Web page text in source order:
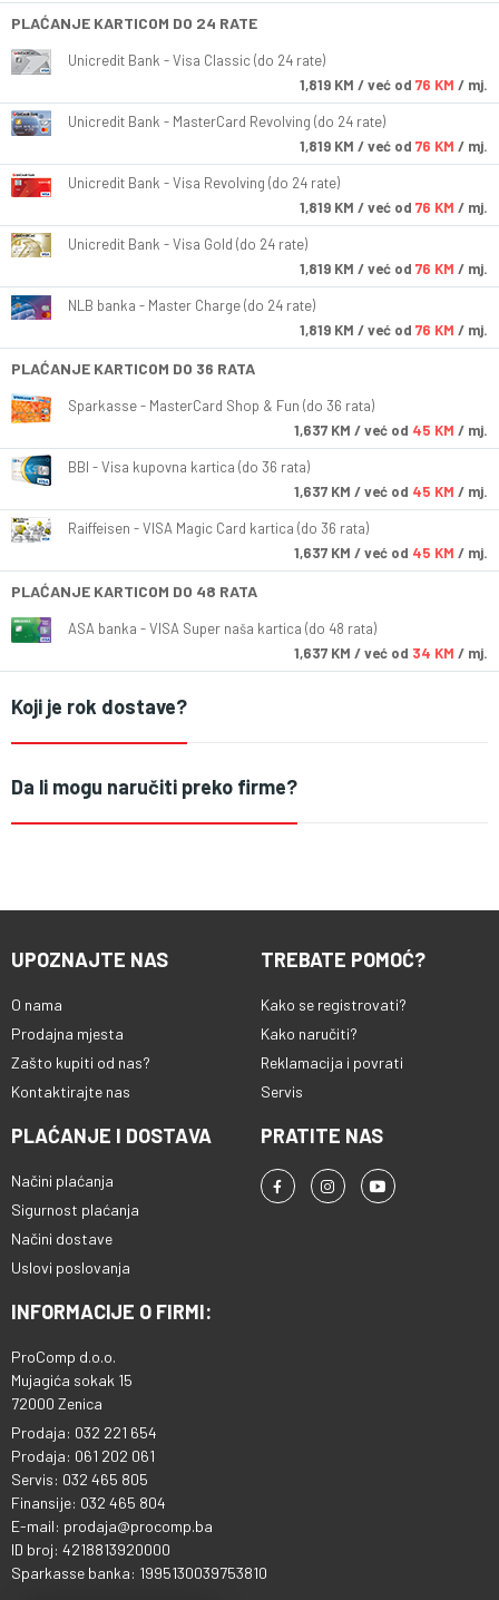
PLAĆANJE KARTICOM DO 24 RATE
Unicredit Bank - Visa Classic (do 24 rate)
1,819 KM / već od 76 KM / mj.
Unicredit Bank - MasterCard Revolving (do 24 rate)
1,819 KM / već od 76 KM / mj.
Unicredit Bank - Visa Revolving (do 24 rate)
1,819 KM / već od 76 KM / mj.
Unicredit Bank - Visa Gold (do 24 rate)
1,819 KM / već od 76 KM / mj.
NLB banka - Master Charge (do 24 rate)
1,819 KM / već od 76 KM / mj.
PLAĆANJE KARTICOM DO 36 RATA
Sparkasse - MasterCard Shop & Fun (do 36 rata)
1,637 KM / već od 45 KM / mj.
BBI - Visa kupovna kartica (do 36 rata)
1,637 KM / već od 45 KM / mj.
Raiffeisen - VISA Magic Card kartica (do 36 rata)
1,637 KM / već od 45 KM / mj.
PLAĆANJE KARTICOM DO 48 RATA
ASA banka - VISA Super naša kartica (do 48 rata)
1,637 KM / već od 34 KM / mj.
Koji je rok dostave?
Da li mogu naručiti preko firme?
UPOZNAJTE NAS
O nama
Prodajna mjesta
Zašto kupiti od nas?
Kontaktirajte nas
TREBATE POMOĆ?
Kako se registrovati?
Kako naručiti?
Reklamacija i povrati
Servis
PLAĆANJE I DOSTAVA
Načini plaćanja
Sigurnost plaćanja
Načini dostave
Uslovi poslovanja
PRATITE NAS
INFORMACIJE O FIRMI:
ProComp d.o.o.
Mujagića sokak 15
72000 Zenica
Prodaja: 032 221 654
Prodaja: 061 202 061
Servis: 032 465 805
Finansije: 032 465 804
E-mail: prodaja@procomp.ba
ID broj: 4218813920000
Sparkasse banka: 1995130039753810